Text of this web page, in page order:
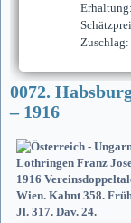
0072.
– 1916